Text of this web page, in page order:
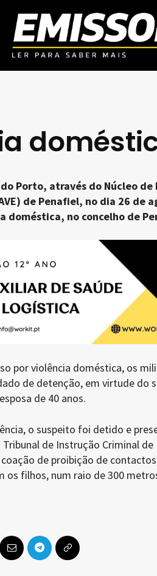
Porto, através do Núcleo de
de Penafiel, no dia 26 de
doméstica, no concelho de
por violência doméstica, os
de detenção, em virtude do
de 40 anos.
o suspeito foi detido e
de Instrução Criminal
de proibição de
os filhos, num raio de 300